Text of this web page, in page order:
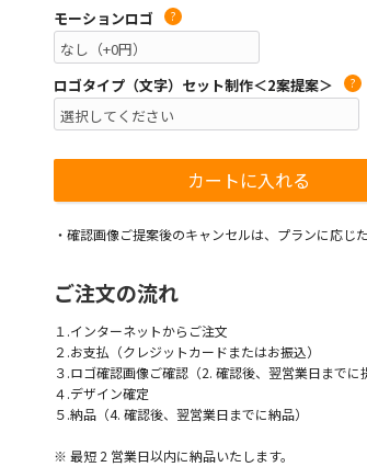
モーションロゴ ?
ロゴタイプ（文字）セット制作＜2案提案＞ ?
・確認画像ご提案後のキャンセルは、プランに応じ
ご注文の流れ
１.インターネットからご注文
２.お支払（クレジットカードまたはお振込）
３.ロゴ確認画像ご確認（2. 確認後、翌営業日までに
４.デザイン確定
５.納品（4. 確認後、翌営業日までに納品）
※ 最短 2 営業日以内に納品いたします。